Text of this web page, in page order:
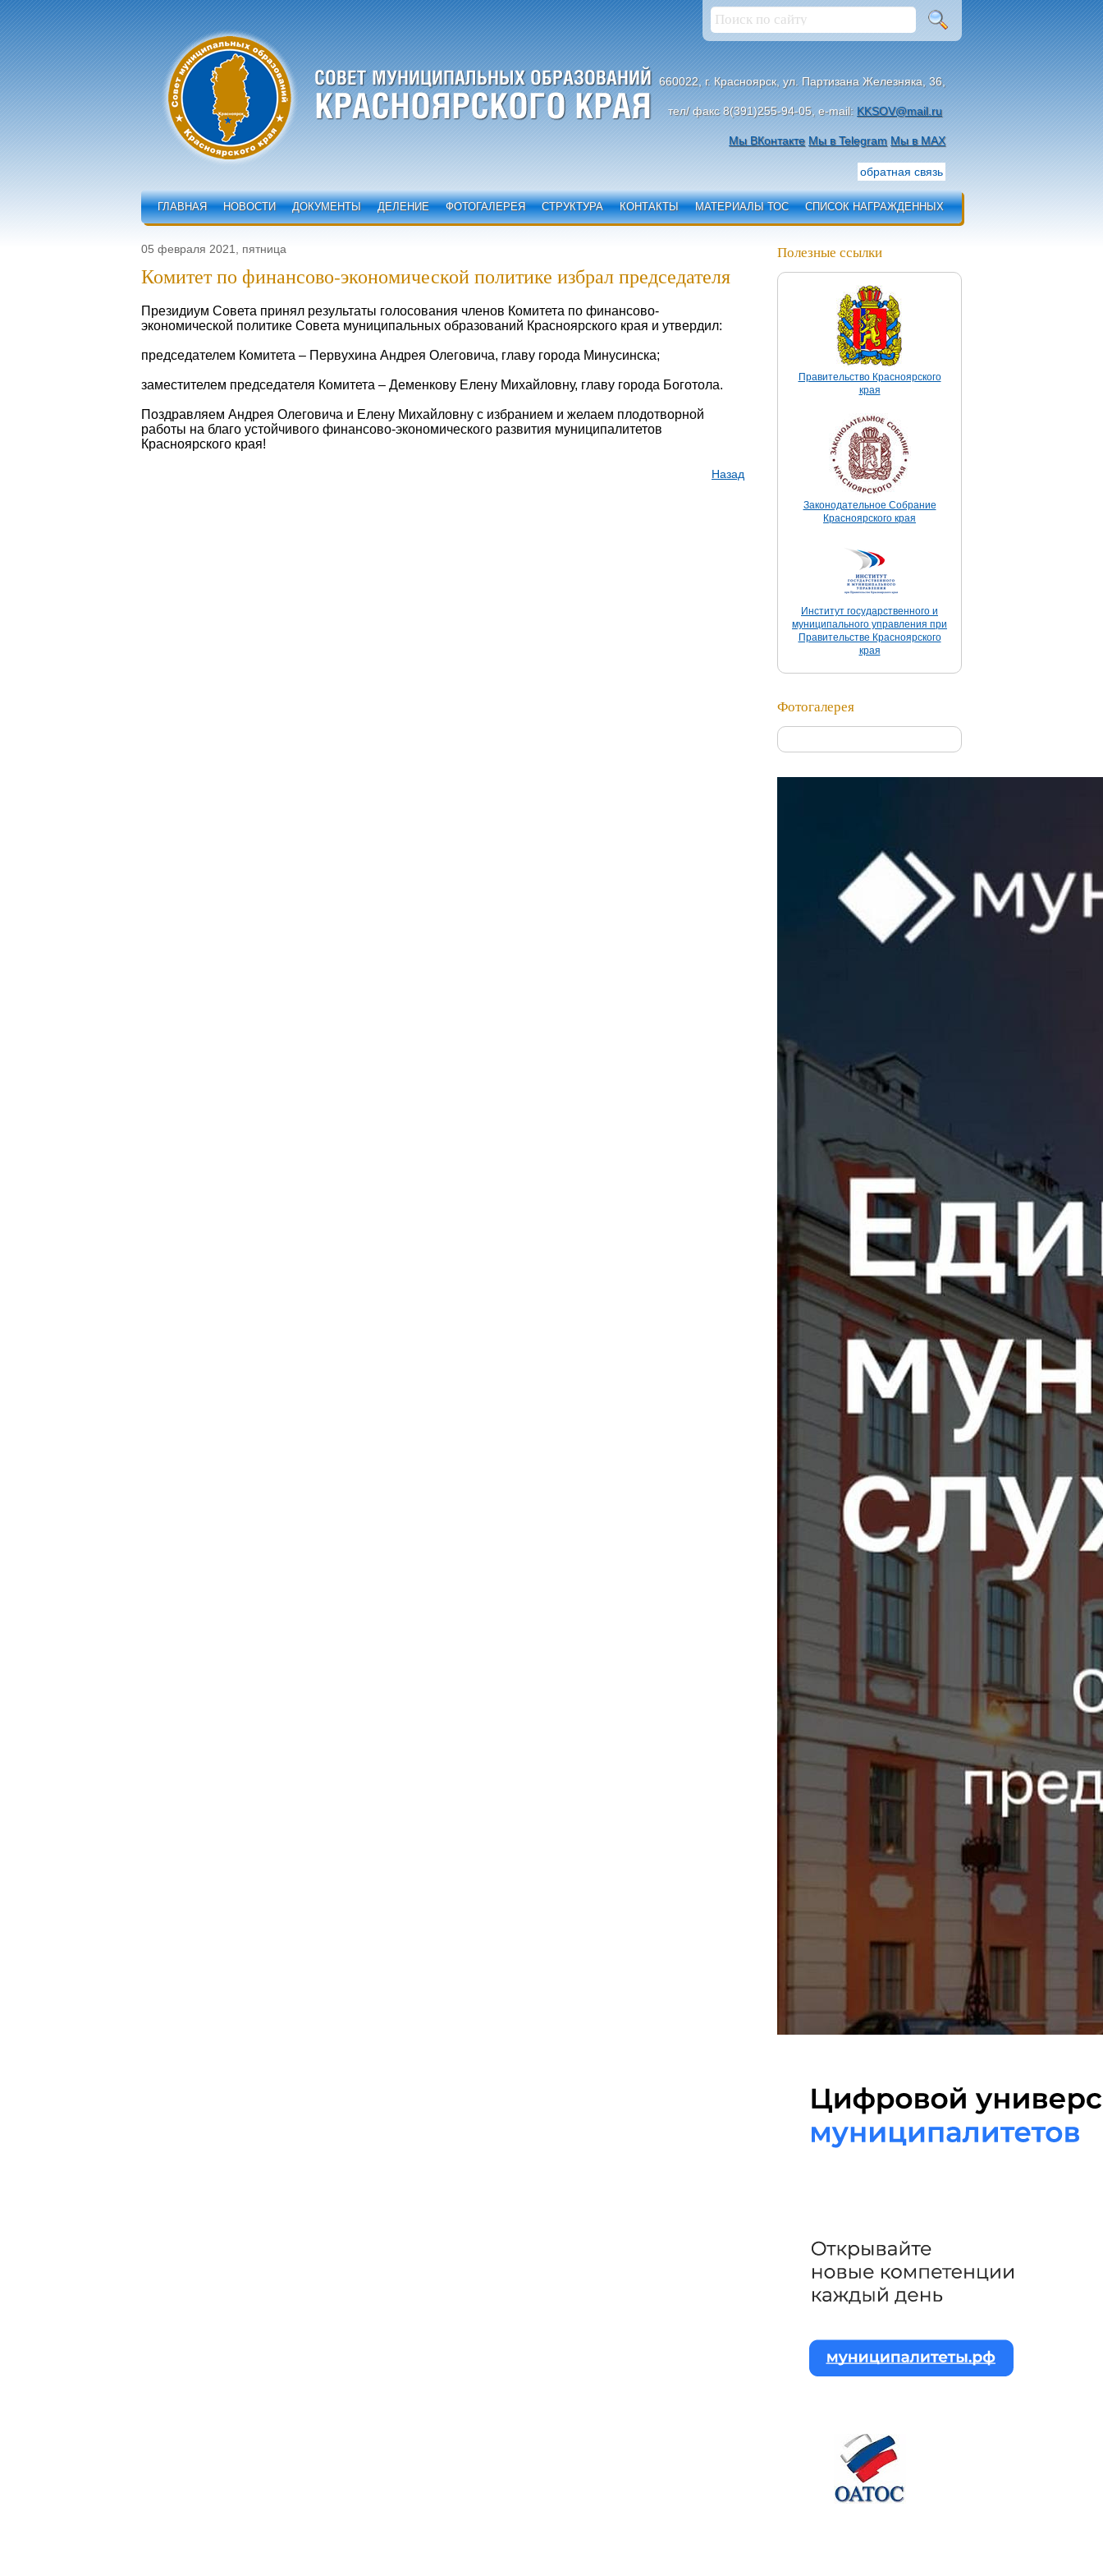
660022, г. Красноярск, ул. Партизана Железняка, 36,
тел/ факс 8(391)255-94-05, e-mail: KKSOV@mail.ru
Мы ВКонтакте Мы в Telegram Мы в МАХ
обратная связь
ГЛАВНАЯ НОВОСТИ ДОКУМЕНТЫ ДЕЛЕНИЕ ФОТОГАЛЕРЕЯ СТРУКТУРА КОНТАКТЫ МАТЕРИАЛЫ ТОС СПИСОК НАГРАЖДЕННЫХ
05 февраля 2021, пятница
Комитет по финансово-экономической политике избрал председателя
Президиум Совета принял результаты голосования членов Комитета по финансово-
экономической политике Совета муниципальных образований Красноярского края и утвердил:
председателем Комитета – Первухина Андрея Олеговича, главу города Минусинска;
заместителем председателя Комитета – Деменкову Елену Михайловну, главу города Боготола.
Поздравляем Андрея Олеговича и Елену Михайловну с избранием и желаем плодотворной
работы на благо устойчивого финансово-экономического развития муниципалитетов
Красноярского края!
Назад
Полезные ссылки
Правительство Красноярского
края
Законодательное Собрание
Красноярского края
Институт государственного и
муниципального управления при
Правительстве Красноярского
края
Фотогалерея